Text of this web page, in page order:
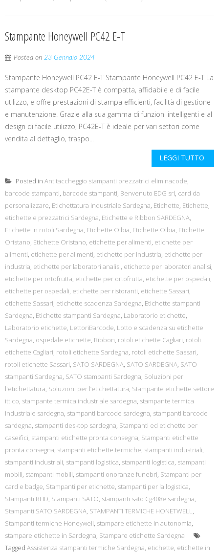
Stampante Honeywell PC42 E-T
Posted on 23 Gennaio 2024
Stampante Honeywell PC42 E-T Stampante Honeywell PC42 E-T La
stampante desktop PC42E-T è compatta, affidabile e di facile
utilizzo, e offre prestazioni di stampa efficienti, facilità di gestione
e manutenzione. Grazie alla sua gamma di funzioni intelligenti e al
design di facile utilizzo, PC42E-T è ideale per vari settori come
vendita al dettaglio, traspo...
LEGGI TUTTO
Posted in Antitaccheggio stampanti prezzatrici eliminacode,
barcode stampanti, barcode stampanti, Benvenuto EDG srl, card da
personalizzare, Etichettatura industriale Sardegna, Etichette, Etichette,
etichette e prezzatrici Sardegna, Etichette e Ribbon SARDEGNA,
Etichette in rotoli Sardegna, Etichette Olbia, Etichette Olbia, Etichette
Oristano, Etichette Oristano, etichette per alimenti, etichette per
alimenti, etichette per alimenti, etichette per industria, etichette per
industria, etichette per laboratori analisi, etichette per laboratori analisi,
etichette per ortofrutta, etichette per ortofrutta, etichette per ospedali,
etichette per ospedali, etichette per ristoranti, etichette Sassari,
etichette Sassari, etichette scadenza Sardegna, Etichette stampanti
Sardegna, Etichette stampanti Sardegna, Laboratorio etichette,
Laboratorio etichette, LettoriBarcode, Lotto e scadenza su etichette
Sardegna, ospedale etichette, Ribbon, rotoli etichette Cagliari, rotoli
etichette Cagliari, rotoli etichette Sardegna, rotoli etichette Sassari,
rotoli etichette Sassari, SATO SARDEGNA, SATO SARDEGNA, SATO
stampanti Sardegna, SATO stampanti Sardegna, Soluzioni per
l'etichettatura, Soluzioni per l’etichettatura, Stampante etichette settore
ittico, stampante termica industriale sardegna, stampante termica
industriale sardegna, stampanti barcode sardegna, stampanti barcode
sardegna, stampanti desktop sardegna, Stampanti ed etichette per
caseifici, stampanti etichette pronta consegna, Stampanti etichette
pronta consegna, stampanti etichette termiche, stampanti industriali,
stampanti industriali, stampanti logistica, stampanti logistica, stampanti
mobili, stampanti mobili, stampanti onoranze funebri, Stampanti per
card e badge, Stampanti per etichette, stampanti per la logistica,
Stampanti RFID, Stampanti SATO, stampanti sato Cg408e sardegna,
Stampanti SATO SARDEGNA, STAMPANTI TERMICHE HONETWELL,
Stampanti termiche Honeywell, stampare etichette in autonomia,
stampare etichette in Sardegna, Stampare etichette Sardegna
Tagged Assistenza stampanti termiche Sardegna, etichette, etichette in